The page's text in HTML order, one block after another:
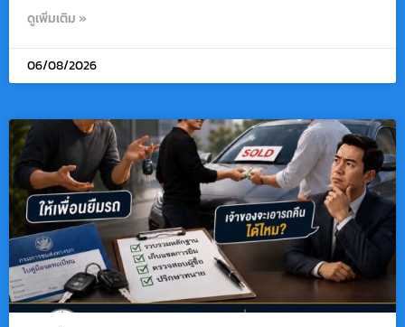
ดูเพิ่มเติม »
06/08/2026